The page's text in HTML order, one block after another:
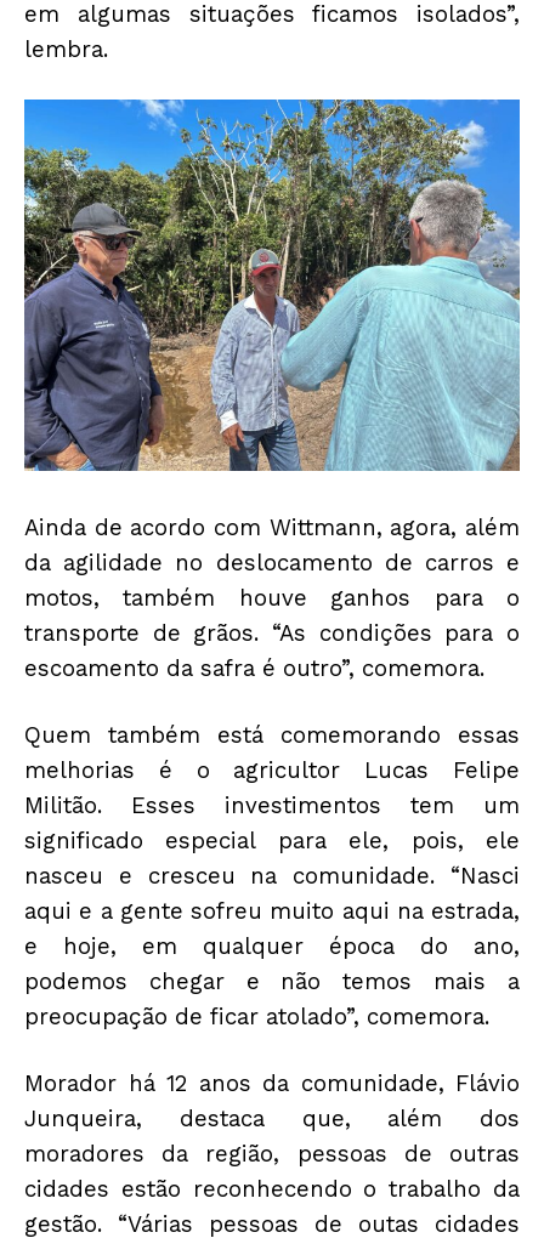
em algumas situações ficamos isolados”,
lembra.
Ainda de acordo com Wittmann, agora, além
da agilidade no deslocamento de carros e
motos, também houve ganhos para o
transporte de grãos. “As condições para o
escoamento da safra é outro”, comemora.
Quem também está comemorando essas
melhorias é o agricultor Lucas Felipe
Militão. Esses investimentos tem um
significado especial para ele, pois, ele
nasceu e cresceu na comunidade. “Nasci
aqui e a gente sofreu muito aqui na estrada,
e hoje, em qualquer época do ano,
podemos chegar e não temos mais a
preocupação de ficar atolado”, comemora.
Morador há 12 anos da comunidade, Flávio
Junqueira, destaca que, além dos
moradores da região, pessoas de outras
cidades estão reconhecendo o trabalho da
gestão. “Várias pessoas de outas cidades